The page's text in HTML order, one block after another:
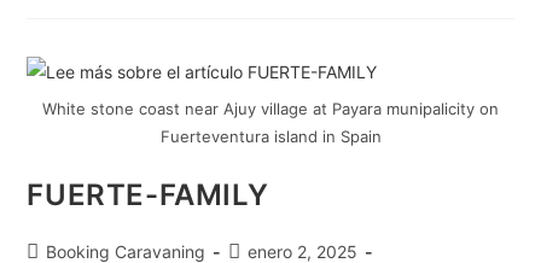
White stone coast near Ajuy village at Payara munipalicity on
Fuerteventura island in Spain
FUERTE-FAMILY
Booking Caravaning
enero 2, 2025